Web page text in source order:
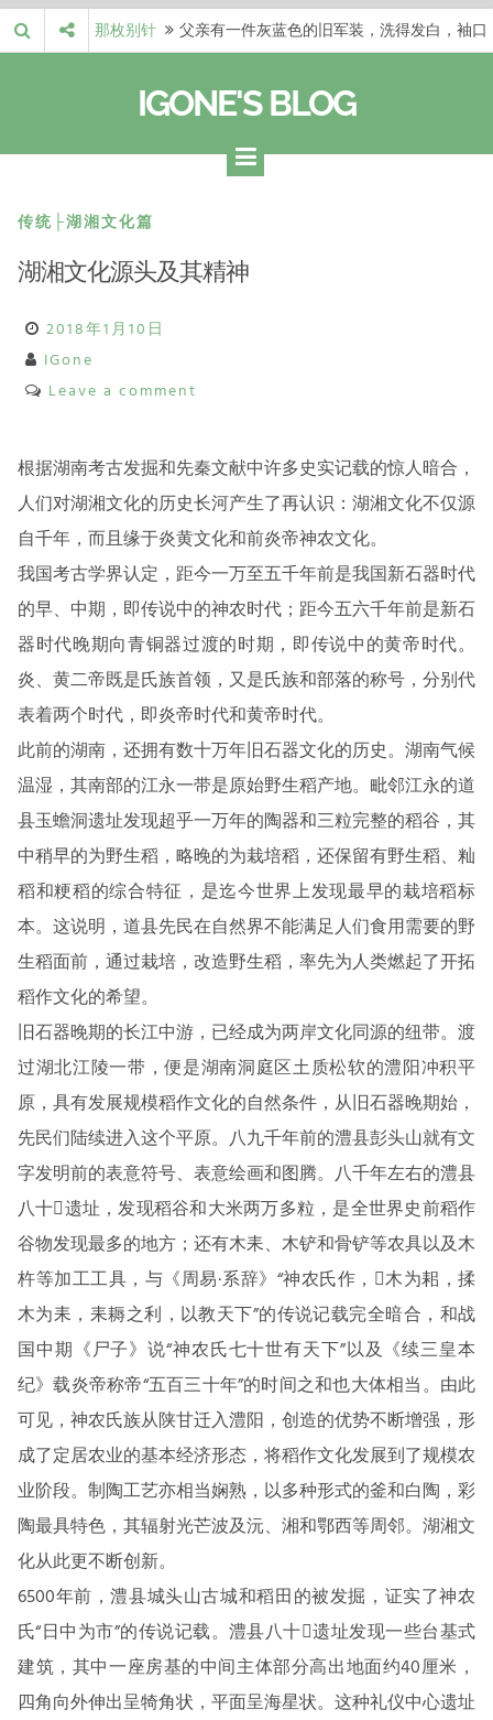
Skip
to
那枚别针
父亲有一件灰蓝色的旧军装，洗得发白，袖口
自己的生活和命…
梁冬 |…
梁冬：有一些人在某个阶段掌握了第一性原
理，完成了一次彻…
梁冬 |…
梁冬：总还有那么百分之一的人，既不努力，
IGONE'S BLOG
传统├湖湘文化篇
湖湘文化源头及其精神
2018年1月10日
IGone
Leave a comment
根据湖南考古发掘和先秦文献中许多史实记载的惊人暗合，
人们对湖湘文化的历史长河产生了再认识：湖湘文化不仅源
自千年，而且缘于炎黄文化和前炎帝神农文化。
我国考古学界认定，距今一万至五千年前是我国新石器时代
的早、中期，即传说中的神农时代；距今五六千年前是新石
器时代晚期向青铜器过渡的时期，即传说中的黄帝时代。
炎、黄二帝既是氏族首领，又是氏族和部落的称号，分别代
表着两个时代，即炎帝时代和黄帝时代。
此前的湖南，还拥有数十万年旧石器文化的历史。湖南气候
温湿，其南部的江永一带是原始野生稻产地。毗邻江永的道
县玉蟾洞遗址发现超乎一万年的陶器和三粒完整的稻谷，其
中稍早的为野生稻，略晚的为栽培稻，还保留有野生稻、籼
稻和粳稻的综合特征，是迄今世界上发现最早的栽培稻标
本。这说明，道县先民在自然界不能满足人们食用需要的野
生稻面前，通过栽培，改造野生稻，率先为人类燃起了开拓
稻作文化的希望。
旧石器晚期的长江中游，已经成为两岸文化同源的纽带。渡
过湖北江陵一带，便是湖南洞庭区土质松软的澧阳冲积平
原，具有发展规模稻作文化的自然条件，从旧石器晚期始，
先民们陆续进入这个平原。八九千年前的澧县彭头山就有文
字发明前的表意符号、表意绘画和图腾。八千年左右的澧县
八十遗址，发现稻谷和大米两万多粒，是全世界史前稻作
谷物发现最多的地方；还有木耒、木铲和骨铲等农具以及木
杵等加工工具，与《周易·系辞》“神农氏作，木为耜，揉
木为耒，耒耨之利，以教天下”的传说记载完全暗合，和战
国中期《尸子》说“神农氏七十世有天下”以及《续三皇本
纪》载炎帝称帝“五百三十年”的时间之和也大体相当。由此
可见，神农氏族从陕甘迁入澧阳，创造的优势不断增强，形
成了定居农业的基本经济形态，将稻作文化发展到了规模农
业阶段。制陶工艺亦相当娴熟，以多种形式的釜和白陶，彩
陶最具特色，其辐射光芒波及沅、湘和鄂西等周邻。湖湘文
化从此更不断创新。
6500年前，澧县城头山古城和稻田的被发掘，证实了神农
氏“日中为市”的传说记载。澧县八十遗址发现一些台基式
建筑，其中一座房基的中间主体部分高出地面约40厘米，
四角向外伸出呈犄角状，平面呈海星状。这种礼仪中心遗址